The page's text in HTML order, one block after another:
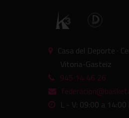
Casa del Deporte ·
Vitoria-Gasteiz
945 14 46 26
L - V: 09:00 a 14:00